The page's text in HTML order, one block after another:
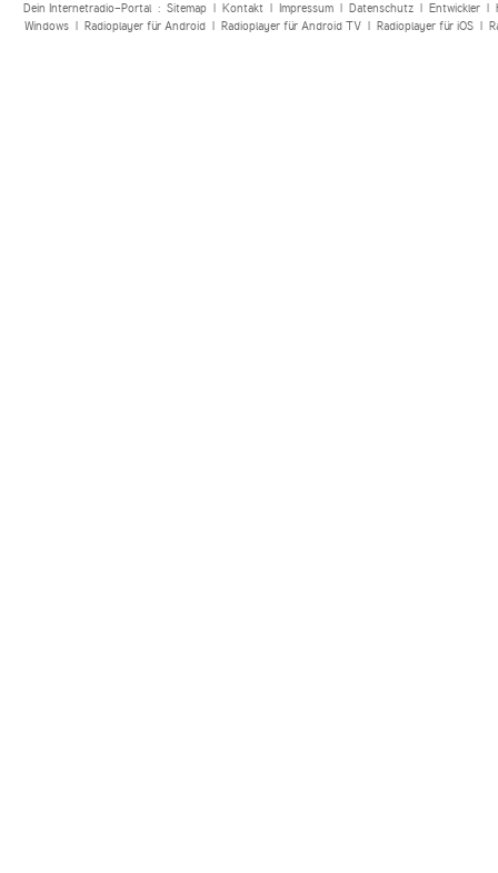
Dein Internetradio-Portal : Sitemap| Kontakt| Impressum| Datenschutz| Entwickler|
Windows| Radioplayer für Android| Radioplayer für Android TV| Radioplayer für iOS|